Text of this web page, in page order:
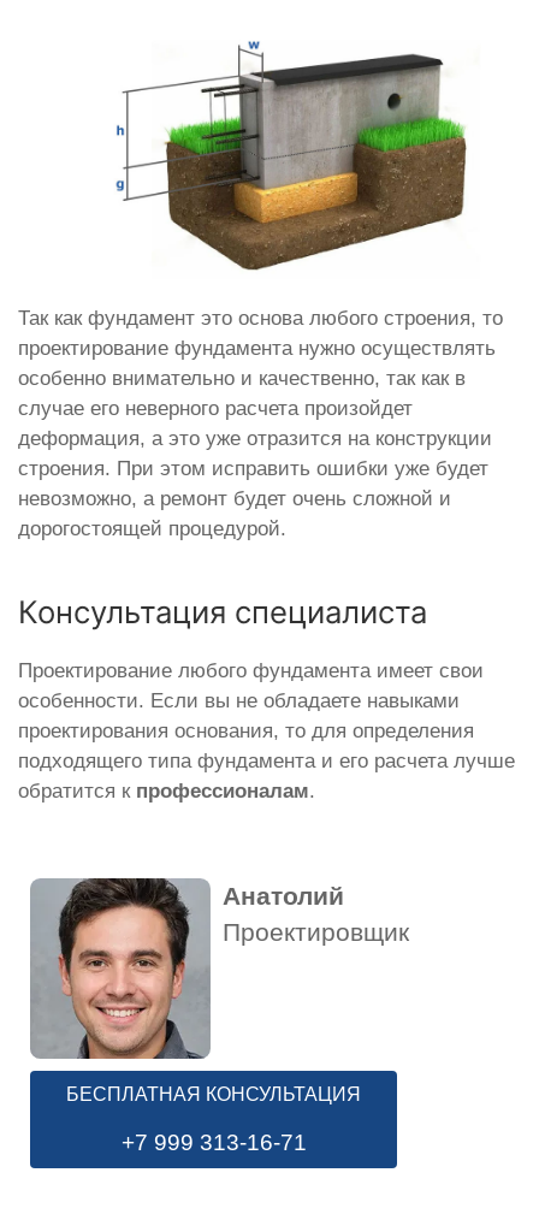
Так как фундамент это основа любого строения, то
проектирование фундамента нужно осуществлять
особенно внимательно и качественно, так как в
случае его неверного расчета произойдет
деформация, а это уже отразится на конструкции
строения. При этом исправить ошибки уже будет
невозможно, а ремонт будет очень сложной и
дорогостоящей процедурой.
Консультация специалиста
Проектирование любого фундамента имеет свои
особенности. Если вы не обладаете навыками
проектирования основания, то для определения
подходящего типа фундамента и его расчета лучше
обратится к профессионалам.
Анатолий
Проектировщик
БЕСПЛАТНАЯ КОНСУЛЬТАЦИЯ
+7 999 313-16-71